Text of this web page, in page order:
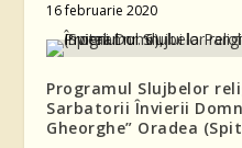
16 februarie 2020
Programul Slujbelor
Sarbatorii Învierii
Gheorghe” Oradea